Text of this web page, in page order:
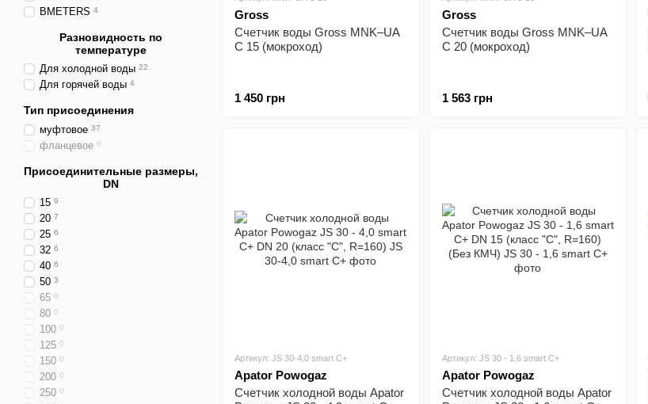
Gross
Счетчик воды Gross MNK–UA
C 15 (мокроход)
1 450 грн
Gross
Счетчик воды Gross MNK–UA
C 20 (мокроход)
1 563 грн
Артикул: JS 30-4,0 smart C+
Apator Powogaz
Счетчик холодной воды Apator
Артикул: JS 30 - 1,6 smart C+
Apator Powogaz
Счетчик холодной воды Apator
BMETERS 4
Разновидность по
температуре
Для холодной воды 22
Для горячей воды 4
Тип присоединения
муфтовое 37
фланцевое 0
Присоединительные размеры,
DN
15 9
20 7
25 6
32 6
40 6
50 3
65 0
80 0
100 0
125 0
150 0
200 0
250 0